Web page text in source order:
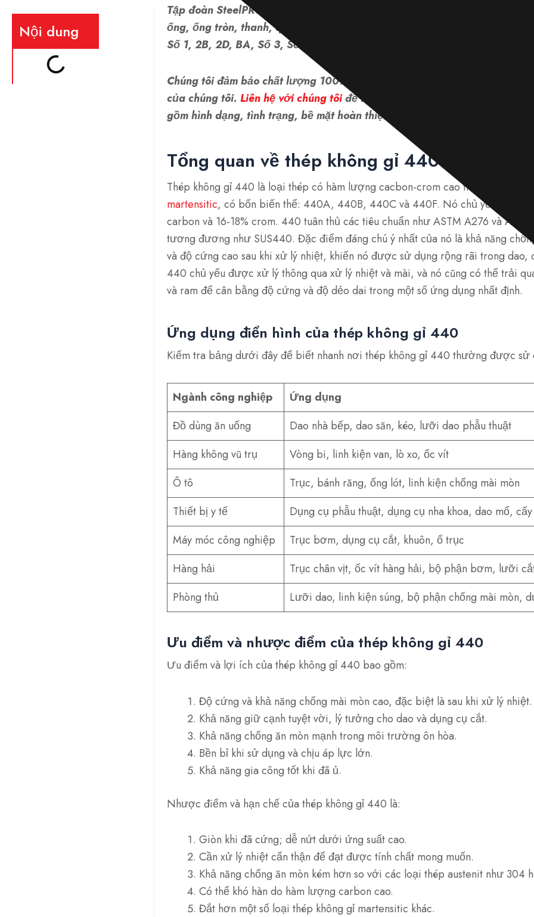
Nội dung
Tập đoàn SteelPRO
ống, ống tròn, thanh, que, v.v. Ngoài ra, còn có nhiều loại bề mặt hoàn
Số 1, 2B, 2D, BA, Số 3, Số 4, HL, Số 8, Phun bi, v.v.
Chúng tôi đảm bảo chất lượng 100%. Không có sản phẩm lỗi nào được
của chúng tôi.Liên hệ với chúng tôiđể tùy chỉnh hình thức mong muốn của
gồm hình dạng, tình trạng, bề mặt hoàn thiện, cách xử lý, v.v.
Tổng quan về thép không gỉ 440
Thép không gỉ 440 là loại thép có hàm lượng cacbon-crom cao thuộc dòng 400
martensitic, có bốn biến thể: 440A, 440B, 440C và 440F. Nó chủ yếu bao
carbon và 16-18% crom. 440 tuân thủ các tiêu chuẩn như ASTM A276 và AISI
tương đương như SUS440. Đặc điểm đáng chú ý nhất của nó là khả năng
và độ cứng cao sau khi xử lý nhiệt, khiến nó được sử dụng rộng rãi trong dao,
440 chủ yếu được xử lý thông qua xử lý nhiệt và mài, và nó cũng có thể trải
và ram để cân bằng độ cứng và độ dẻo dai trong một số ứng dụng nhất định.
Ứng dụng điển hình của thép không gỉ 440
Kiểm tra bảng dưới đây để biết nhanh nơi thép không gỉ 440 thường được sử
Ngành công nghiệp
Ứng dụng
Đồ dùng ăn uống
Dao nhà bếp, dao săn, kéo, lưỡi dao phẫu thuật
Hàng không vũ trụ
Vòng bi, linh kiện van, lò xo, ốc vít
Ô tô
Trục, bánh răng, ống lót, linh kiện chống mài mòn
Thiết bị y tế
Dụng cụ phẫu thuật, dụng cụ nha khoa, dao mổ,
Máy móc công nghiệp
Trục bơm, dụng cụ cắt, khuôn, ổ trục
Hàng hải
Trục chân vịt, ốc vít hàng hải, bộ phận bơm, lưỡi
Phòng thủ
Lưỡi dao, linh kiện súng, bộ phận chống mài mòn,
Ưu điểm và nhược điểm của thép không gỉ 440
Ưu điểm và lợi ích của thép không gỉ 440 bao gồm:
Độ cứng và khả năng chống mài mòn cao, đặc biệt là sau khi xử lý nhiệt.
Khả năng giữ cạnh tuyệt vời, lý tưởng cho dao và dụng cụ cắt.
Khả năng chống ăn mòn mạnh trong môi trường ôn hòa.
Bền bỉ khi sử dụng và chịu áp lực lớn.
Khả năng gia công tốt khi đã ủ.
Nhược điểm và hạn chế của thép không gỉ 440 là:
Giòn khi đã cứng; dễ nứt dưới ứng suất cao.
Cần xử lý nhiệt cẩn thận để đạt được tính chất mong muốn.
Khả năng chống ăn mòn kém hơn so với các loại thép austenit như 304
Có thể khó hàn do hàm lượng carbon cao.
Đắt hơn một số loại thép không gỉ martensitic khác.